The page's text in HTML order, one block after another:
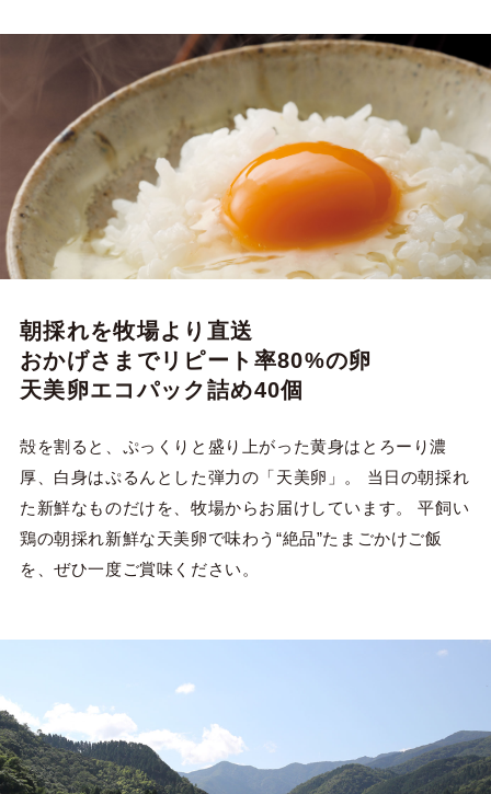
朝採れを牧場より直送
おかげさまでリピート率80%の卵
天美卵エコパック詰め40個
殻を割ると、ぷっくりと盛り上がった黄身はとろーり濃
厚、白身はぷるんとした弾力の「天美卵」。 当日の朝採れ
た新鮮なものだけを、牧場からお届けしています。 平飼い
鶏の朝採れ新鮮な天美卵で味わう“絶品”たまごかけご飯
を、ぜひ一度ご賞味ください。